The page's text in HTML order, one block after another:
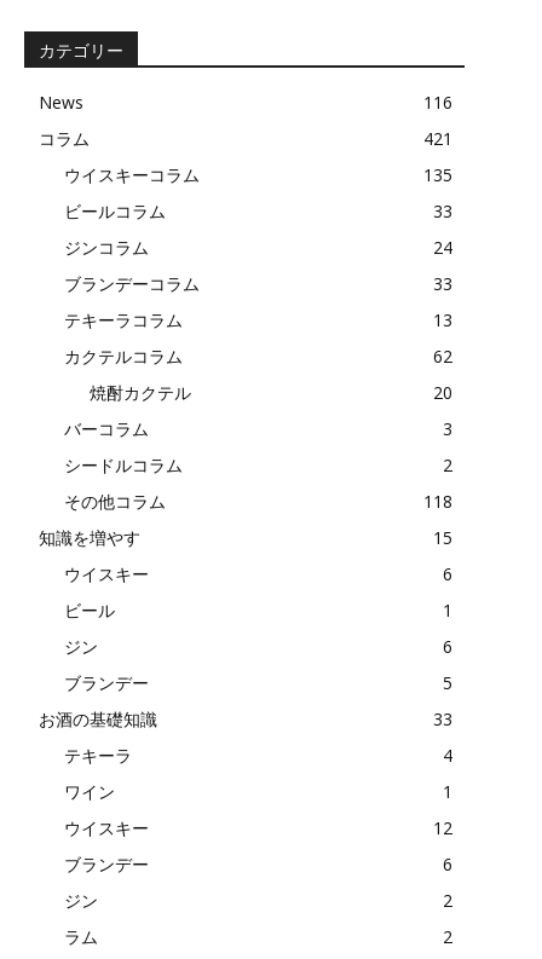
事
カテゴリー
News
116
コラム
421
ウイスキーコラム
135
ビールコラム
33
ジンコラム
24
ブランデーコラム
33
テキーラコラム
13
カクテルコラム
62
焼酎カクテル
20
バーコラム
3
シードルコラム
2
その他コラム
118
知識を増やす
15
ウイスキー
6
ビール
1
ジン
6
ブランデー
5
お酒の基礎知識
33
テキーラ
4
ワイン
1
ウイスキー
12
ブランデー
6
ジン
2
ラム
2